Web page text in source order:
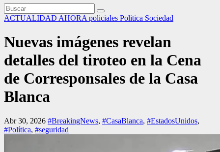
ACTUALIDAD AHORA policiales Politica Sociedad
Nuevas imágenes revelan
detalles del tiroteo en la Cena
de Corresponsales de la Casa
Blanca
Abr 30, 2026 #BreakingNews, #CasaBlanca, #EstadosUnidos,
#Política, #seguridad